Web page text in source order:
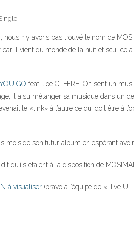
nous n’y avons pas trouvé le nom de
il vient du monde de la nuit et seul
GO feat. Joe CLEERE. On sent un
il a su mélanger sa musique dans un
le «link» à l’autre ce qui doit être à
mois de son futur album en espérant
dit qu’ils étaient à la disposition de
à visualiser (bravo à l’équipe de «I live